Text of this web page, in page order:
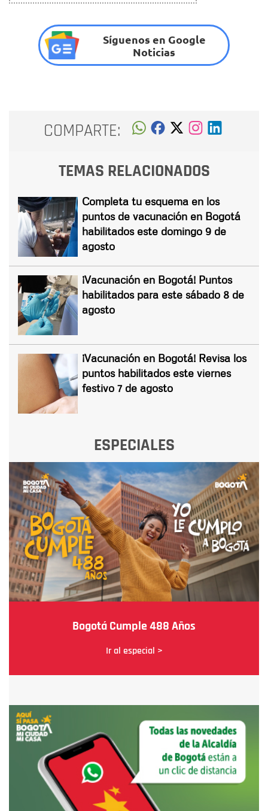
Síguenos en Google
Noticias
COMPARTE:
TEMAS RELACIONADOS
Completa tu esquema en los
puntos de vacunación en Bogotá
habilitados este domingo 9 de
agosto
¡Vacunación en Bogotá! Puntos
habilitados para este sábado 8 de
agosto
¡Vacunación en Bogotá! Revisa los
puntos habilitados este viernes
festivo 7 de agosto
ESPECIALES
Bogotá Cumple 488 Años
Ir al especial >